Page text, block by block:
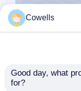
4 motocicletas
Dos
Motocicletas de
Motor de la bici
NC450 del
Cowells
Good day, what
for?